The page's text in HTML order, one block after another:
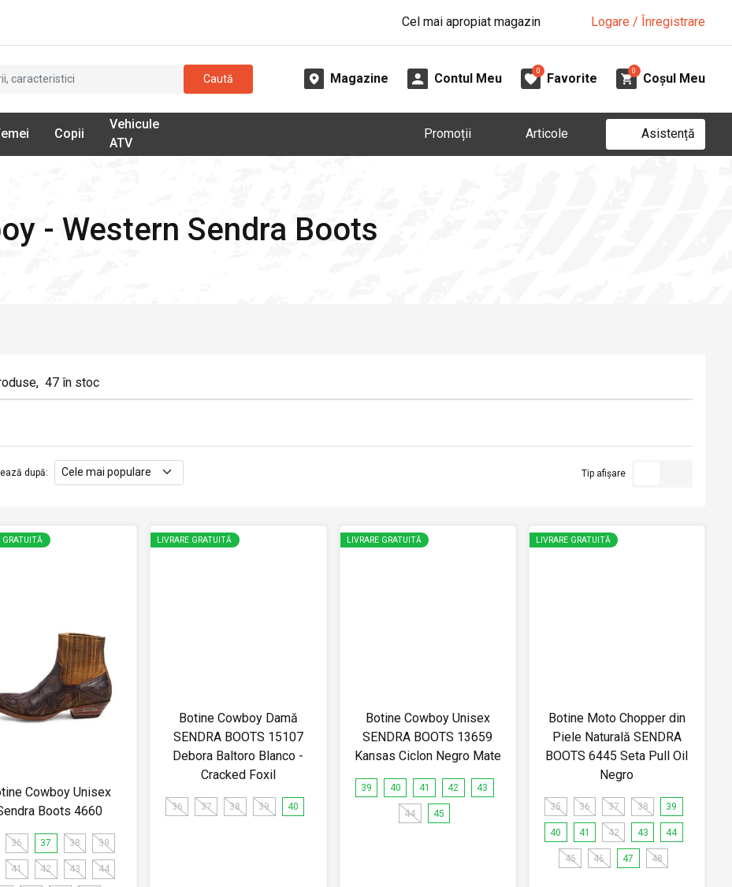
Cel mai apropiat magazin Logare / Înregistrare
Caută Magazine Contul Meu
0
Favorite
0
Coșul Meu
Copii
Vehicule
ATV
Promoții Articole Asistență
- Western Sendra Boots
, 47 în stoc
după: Tip afișare
GRATUITĂ
Cowboy Unisex
Boots 4660
36 37 38 39
41 42 43 44
LIVRARE GRATUITĂ
Botine Cowboy Damă
SENDRA BOOTS 15107
Debora Baltoro Blanco -
Cracked Foxil
36 37 38 39 40
LIVRARE GRATUITĂ
Botine Cowboy Unisex
SENDRA BOOTS 13659
Kansas Ciclon Negro Mate
39 40 41 42 43
44 45
LIVRARE GRATUITĂ
Botine Moto Chopper din
Piele Naturală SENDRA
BOOTS 6445 Seta Pull Oil
Negro
35 36 37 38 39
40 41 42 43 44
45 46 47 48